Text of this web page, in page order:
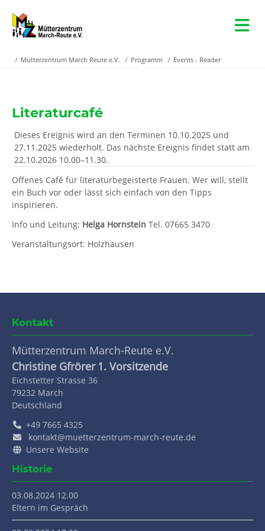
Mütterzentrum March Reute e.V. Programm Events - Reader
Literaturcafé
Dieses Ereignis wird an den Terminen 10.10.2025 und
27.11.2025 wiederholt. Das nächste Ereignis findet statt am
22.10.2026 10.00–11.30.
Offenes Café für literaturbegeisterte Frauen. Wer will, stellt
ein Buch vor oder lässt sich einfach von den Tipps
inspirieren.
Info und Leitung: Helga Hornstein Tel. 07665 3470
Veranstaltungsort: Holzhausen
Kontakt
Mütterzentrum March-Reute e.V.
Christine Gfrörer 1. Vorsitzende
Eichstetter Strasse 36
79232 March
Deutschland
+49 7665 4325
kontakt@muetterzentrum-march-reute.de
Unsere Website
Historie
03.08.2024 12.00
Eltern im Gespräch